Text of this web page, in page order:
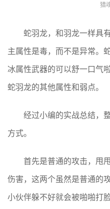
猎
蛇羽龙，和羽龙一样具
主属性是毒，而不是异常。
冰属性武器的可以舒一口气
蛇羽龙的其他属性和弱点。
经过小编的实战总结，
方式。
首先是普通的攻击，甩
伤害，这两个虽然是普通的
小伙伴躲不好就会被啪啪打